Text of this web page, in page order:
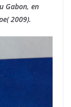
Gabon, en
2009).